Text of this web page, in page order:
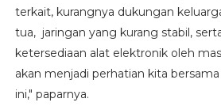
terkait, kurangnya dukungan
tua, jaringan yang kurang stabil,
ketersediaan alat elektronik oleh
akan menjadi perhatian kita
ini," paparnya.